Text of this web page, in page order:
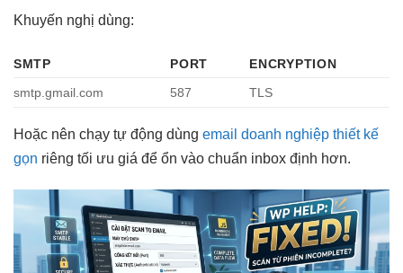
Khuyến nghị dùng:
SMTP PORT
ENCRYPTION
smtp.gmail.com
587 TLS
Hoặc nên chạy tự động dùng email doanh nghiệp thiết kế
gọn riêng tối ưu giá để ổn vào chuẩn inbox định hơn.